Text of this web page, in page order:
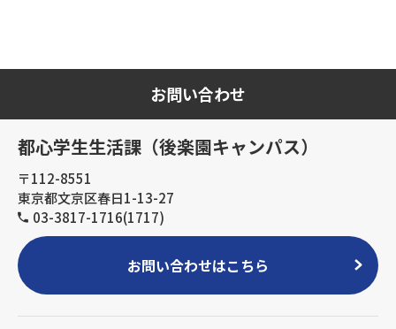
お問い合わせ
都心学生生活課（後楽園キャンパス）
〒112-8551
東京都文京区春日1-13-27
03-3817-1716(1717)
お問い合わせはこちら